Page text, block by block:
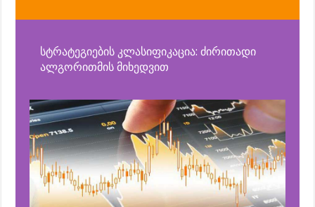
სტრატეგიების კლასიფიკაცია: ძირითადი
ალგორითმის მიხედვით